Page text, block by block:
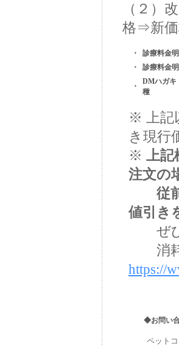
（２）
格⇒新
・
診療料金
・
診療料金
・
DMハガキ
種
上
き現行
上記
注文の
従前
値引き
ぜひ
消耗
https://
◆お問い
ペット